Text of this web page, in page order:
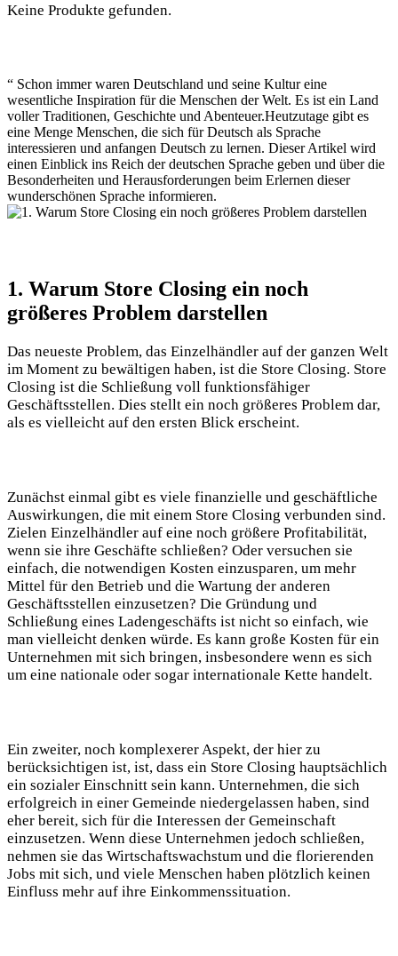
Keine Produkte gefunden.
“ Schon immer waren Deutschland und seine Kultur eine
wesentliche Inspiration für die Menschen der Welt. Es ist ein Land
voller Traditionen, Geschichte und Abenteuer.Heutzutage gibt es
eine Menge Menschen, die sich für Deutsch als Sprache
interessieren und anfangen Deutsch zu lernen. Dieser Artikel wird
einen Einblick ins Reich der deutschen Sprache geben und über die
Besonderheiten und Herausforderungen beim Erlernen dieser
wunderschönen Sprache informieren.
1. Warum Store Closing ein noch
größeres Problem darstellen
Das neueste Problem, das Einzelhändler auf der ganzen Welt
im Moment zu bewältigen haben, ist die Store Closing. Store
Closing ist die Schließung voll funktionsfähiger
Geschäftsstellen. Dies stellt ein noch größeres Problem dar,
als es vielleicht auf den ersten Blick erscheint.
Zunächst einmal gibt es viele finanzielle und geschäftliche
Auswirkungen, die mit einem Store Closing verbunden sind.
Zielen Einzelhändler auf eine noch größere Profitabilität,
wenn sie ihre Geschäfte schließen? Oder versuchen sie
einfach, die notwendigen Kosten einzusparen, um mehr
Mittel für den Betrieb und die Wartung der anderen
Geschäftsstellen einzusetzen? Die Gründung und
Schließung eines Ladengeschäfts ist nicht so einfach, wie
man vielleicht denken würde. Es kann große Kosten für ein
Unternehmen mit sich bringen, insbesondere wenn es sich
um eine nationale oder sogar internationale Kette handelt.
Ein zweiter, noch komplexerer Aspekt, der hier zu
berücksichtigen ist, ist, dass ein Store Closing hauptsächlich
ein sozialer Einschnitt sein kann. Unternehmen, die sich
erfolgreich in einer Gemeinde niedergelassen haben, sind
eher bereit, sich für die Interessen der Gemeinschaft
einzusetzen. Wenn diese Unternehmen jedoch schließen,
nehmen sie das Wirtschaftswachstum und die florierenden
Jobs mit sich, und viele Menschen haben plötzlich keinen
Einfluss mehr auf ihre Einkommenssituation.